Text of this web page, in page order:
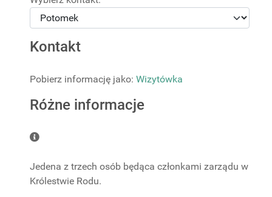
Kontakt
Pobierz informację jako: Wizytówka
Różne informacje
Różne informacje
Jedena z trzech osób będąca członkami zarządu w
Królestwie Rodu.